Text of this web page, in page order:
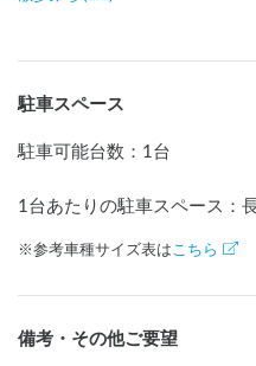
駐車スペース
駐車可能台数 ： 1台
1台あたりの駐車スペース：
※参考車種サイズ表は こちら
備考・その他ご要望